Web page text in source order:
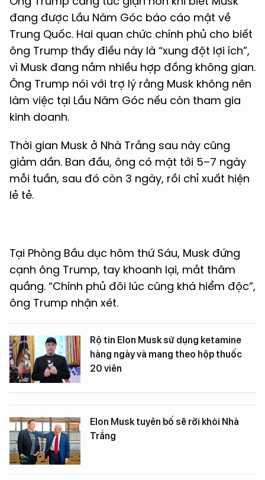
đang được Lầu Năm Góc báo cáo mật về
Trung Quốc. Hai quan chức chính phủ cho biết
ông Trump thấy điều này là “xung đột lợi ích”,
vì Musk đang nắm nhiều hợp đồng không gian.
Ông Trump nói với trợ lý rằng Musk không nên
làm việc tại Lầu Năm Góc nếu còn tham gia
kinh doanh.
Thời gian Musk ở Nhà Trắng sau này cũng
giảm dần. Ban đầu, ông có mặt tới 5–7 ngày
mỗi tuần, sau đó còn 3 ngày, rồi chỉ xuất hiện
lẻ tẻ.
Tại Phòng Bầu dục hôm thứ Sáu, Musk đứng
cạnh ông Trump, tay khoanh lại, mắt thâm
quầng. “Chính phủ đôi lúc cũng khá hiểm độc”,
ông Trump nhận xét.
Rộ tin Elon Musk sử dụng ketamine
hàng ngày và mang theo hộp thuốc
20 viên
Elon Musk tuyên bố sẽ rời khỏi Nhà
Trắng